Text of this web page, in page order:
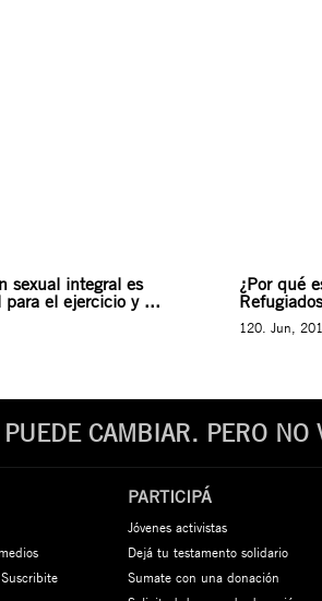
sexual integral es
para el ejercicio y ...
¿Por qué
120. Jun,
CAMBIAR. PERO NO
PARTICIPÁ
Jóvenes activistas
Dejá tu testamento solidario
Sumate con una donación